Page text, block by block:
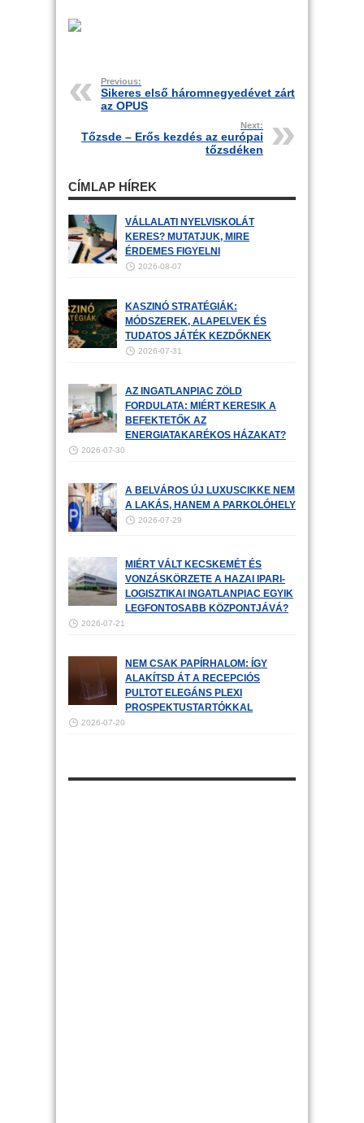
Previous:
Sikeres első háromnegyedévet zárt
az OPUS
Next:
Tőzsde – Erős kezdés az európai
tőzsdéken
CÍMLAP HÍREK
VÁLLALATI NYELVISKOLÁT
KERES? MUTATJUK, MIRE
ÉRDEMES FIGYELNI
2026-08-07
KASZINÓ STRATÉGIÁK:
MÓDSZEREK, ALAPELVEK ÉS
TUDATOS JÁTÉK KEZDŐKNEK
2026-07-31
AZ INGATLANPIAC ZÖLD
FORDULATA: MIÉRT KERESIK A
BEFEKTETŐK AZ
ENERGIATAKARÉKOS HÁZAKAT?
2026-07-30
A BELVÁROS ÚJ LUXUSCIKKE NEM
A LAKÁS, HANEM A PARKOLÓHELY
2026-07-29
MIÉRT VÁLT KECSKEMÉT ÉS
VONZÁSKÖRZETE A HAZAI IPARI-
LOGISZTIKAI INGATLANPIAC EGYIK
LEGFONTOSABB KÖZPONTJÁVÁ?
2026-07-21
NEM CSAK PAPÍRHALOM: ÍGY
ALAKÍTSD ÁT A RECEPCIÓS
PULTOT ELEGÁNS PLEXI
PROSPEKTUSTARTÓKKAL
2026-07-20